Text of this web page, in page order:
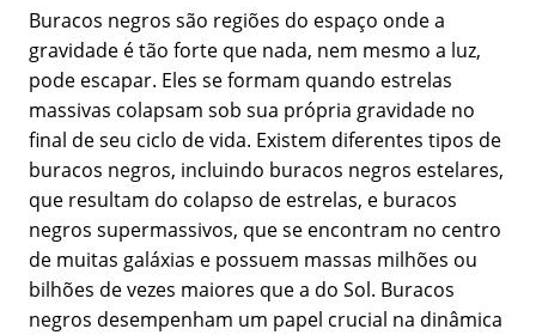
Buracos negros são regiões do espaço onde a
gravidade é tão forte que nada, nem mesmo a luz,
pode escapar. Eles se formam quando estrelas
massivas colapsam sob sua própria gravidade no
final de seu ciclo de vida. Existem diferentes tipos de
buracos negros, incluindo buracos negros estelares,
que resultam do colapso de estrelas, e buracos
negros supermassivos, que se encontram no centro
de muitas galáxias e possuem massas milhões ou
bilhões de vezes maiores que a do Sol. Buracos
negros desempenham um papel crucial na dinâmica